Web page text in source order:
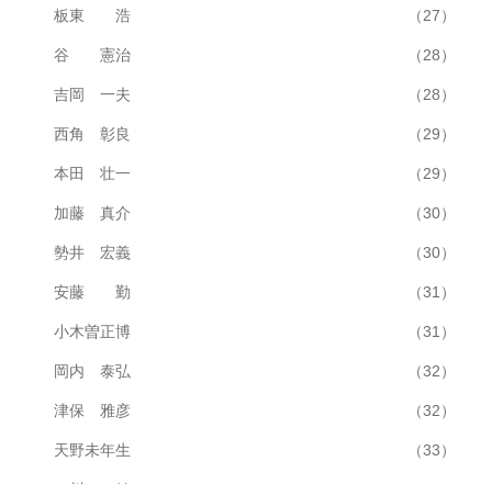
板東 浩 （27）
谷 憲治 （28）
吉岡 一夫 （28）
西角 彰良 （29）
本田 壮一 （29）
加藤 真介 （30）
勢井 宏義 （30）
安藤 勤 （31）
小木曽正博 （31）
岡内 泰弘 （32）
津保 雅彦 （32）
天野未年生 （33）